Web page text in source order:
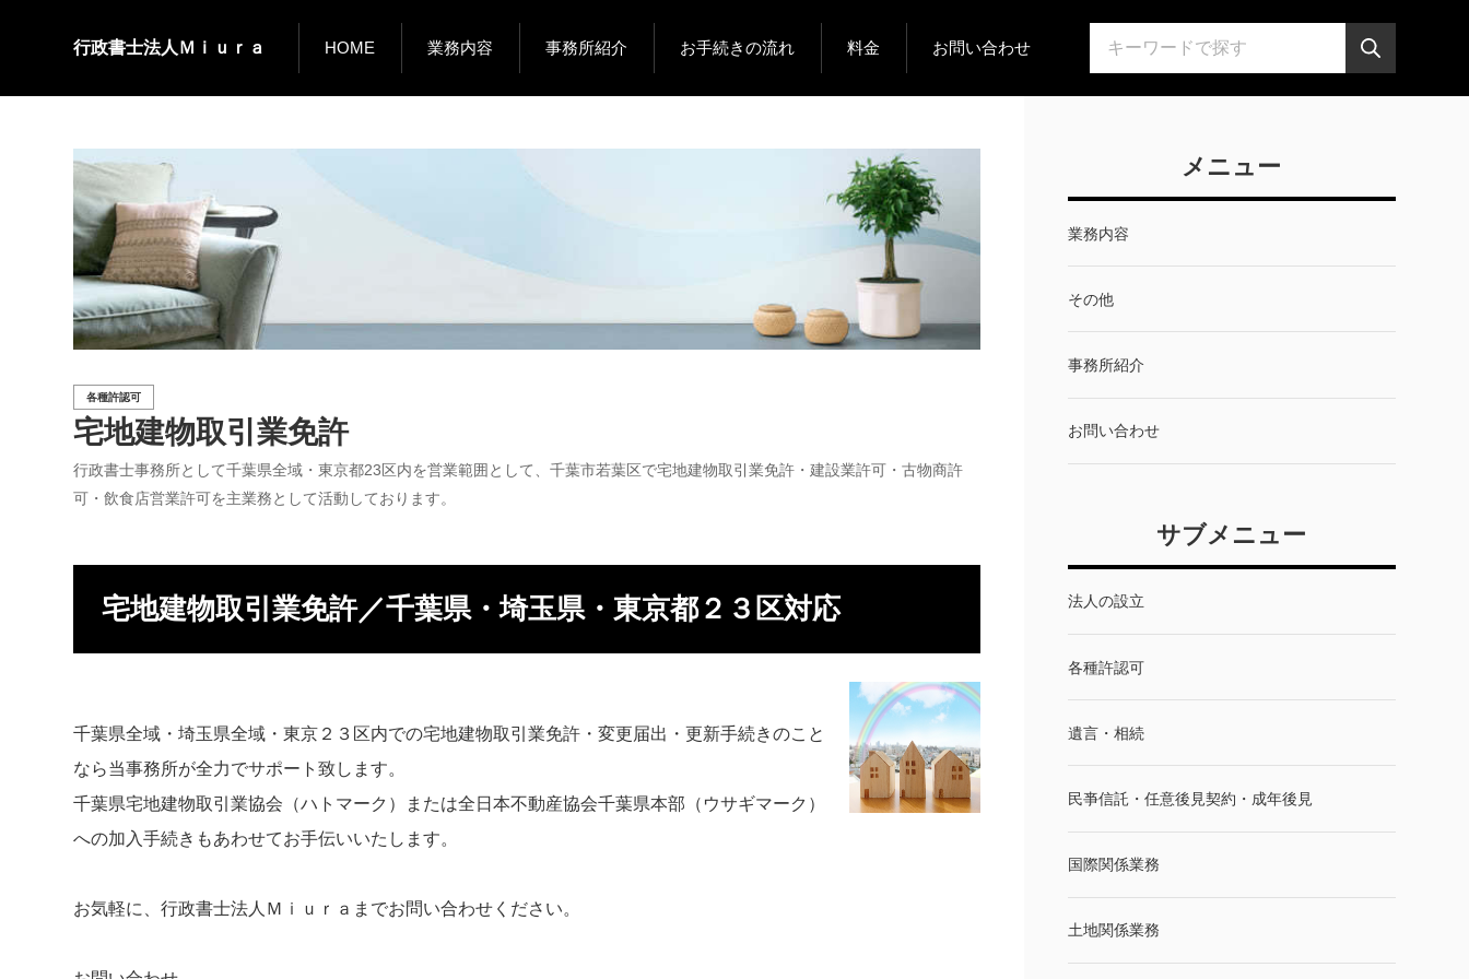
行政書士法人Ｍｉｕｒａ HOME 業務内容 事務所紹介 お手続きの流れ 料金 お問い合わせ
宅地建物取引業免許
行政書士事務所として千葉県全域・東京都23区内を営業範囲として、千葉市若葉区で宅地建物取引業免許・建設業許可・古物商許
可・飲食店営業許可を主業務として活動しております。
各種許認可
宅地建物取引業免許／千葉県・埼玉県・東京都２３区対応
千葉県全域・埼玉県全域・東京２３区内での宅地建物取引業免許・変更届出・更新手続きのこと
なら当事務所が全力でサポート致します。
千葉県宅地建物取引業協会（ハトマーク）または全日本不動産協会千葉県本部（ウサギマーク）
への加入手続きもあわせてお手伝いいたします。
お気軽に、行政書士法人Ｍｉｕｒａまでお問い合わせください。
メニュー
業務内容
その他
事務所紹介
お問い合わせ
サブメニュー
法人の設立
各種許認可
遺言・相続
民亊信託・任意後見契約・成年後見
国際関係業務
土地関係業務